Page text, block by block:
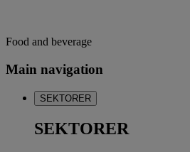
Food and beverage
Main navigation
SEKTORER
SEKTORER